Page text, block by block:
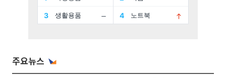
주요뉴스